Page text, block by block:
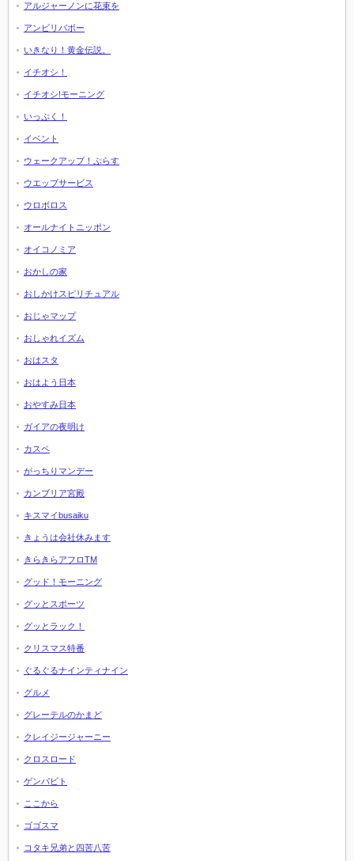
アルジャーノンに花束を
アンビリバボー
いきなり！黄金伝説。
イチオシ！
イチオシ!モーニング
いっぷく！
イベント
ウェークアップ！ぷらす
ウエッブサービス
ウロボロス
オールナイトニッポン
オイコノミア
おかしの家
おしかけスピリチュアル
おじゃマップ
おしゃれイズム
おはスタ
おはよう日本
おやすみ日本
ガイアの夜明け
カスペ
がっちりマンデー
カンブリア宮殿
キスマイbusaiku
きょうは会社休みます
きらきらアフロTM
グッド！モーニング
グッとスポーツ
グッとラック！
クリスマス特番
ぐるぐるナインティナイン
グルメ
グレーテルのかまど
クレイジージャーニー
クロスロード
ゲンバビト
ここから
ゴゴスマ
コタキ兄弟と四苦八苦